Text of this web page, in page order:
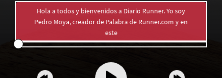
Hola a todos y bienvenidos a Diario Runner. Yo soy
Pedro Moya, creador de Palabra de Runner.com y en
este